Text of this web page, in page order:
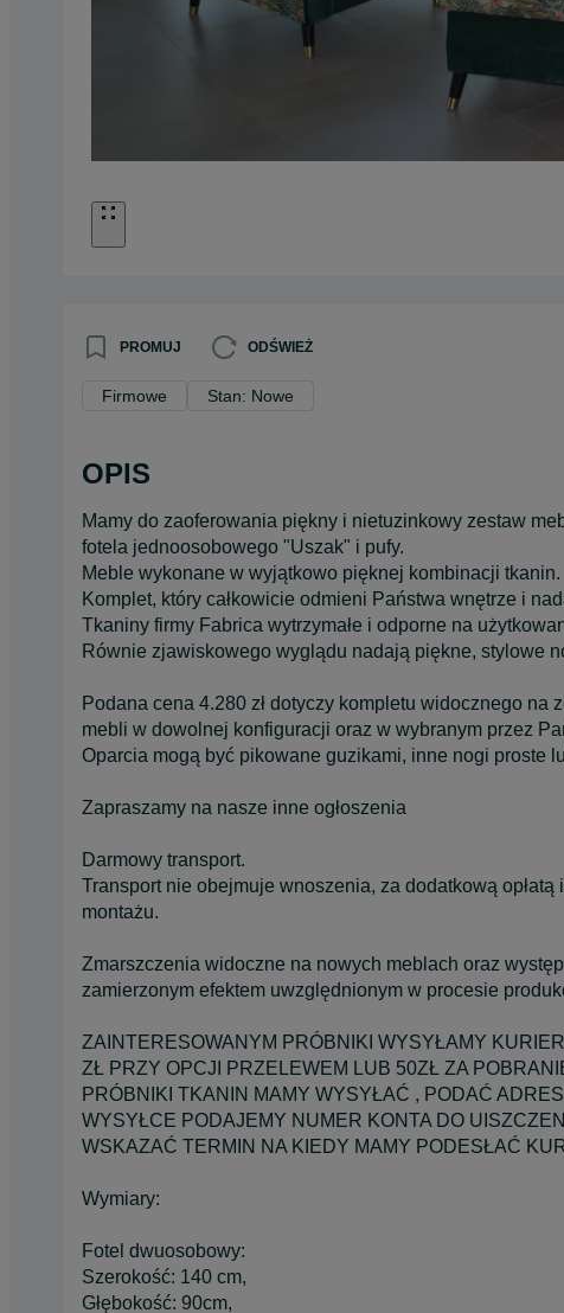
PROMUJ ODŚWIEŻ
Firmowe Stan: Nowe
OPIS
Mamy do zaoferowania piękny i nietuzinkowy zestaw
fotela jednoosobowego "Uszak" i pufy.
Meble wykonane w wyjątkowo pięknej kombinacji tkanin.
Komplet, który całkowicie odmieni Państwa wnętrze i
Tkaniny firmy Fabrica wytrzymałe i odporne na
Równie zjawiskowego wyglądu nadają piękne, stylowe
Podana cena 4.280 zł dotyczy kompletu widocznego
mebli w dowolnej konfiguracji oraz w wybranym przez
Oparcia mogą być pikowane guzikami, inne nogi proste
Zapraszamy na nasze inne ogłoszenia
Darmowy transport.
Transport nie obejmuje wnoszenia, za dodatkową
montażu.
Zmarszczenia widoczne na nowych meblach oraz
zamierzonym efektem uwzględnionym w procesie
ZAINTERESOWANYM PRÓBNIKI WYSYŁAMY
ZŁ PRZY OPCJI PRZELEWEM LUB 50ZŁ ZA
PRÓBNIKI TKANIN MAMY WYSYŁAĆ , PODAĆ
WYSYŁCE PODAJEMY NUMER KONTA DO
WSKAZAĆ TERMIN NA KIEDY MAMY PODESŁAĆ
Wymiary:
Fotel dwuosobowy:
Szerokość: 140 cm,
Głębokość: 90cm,